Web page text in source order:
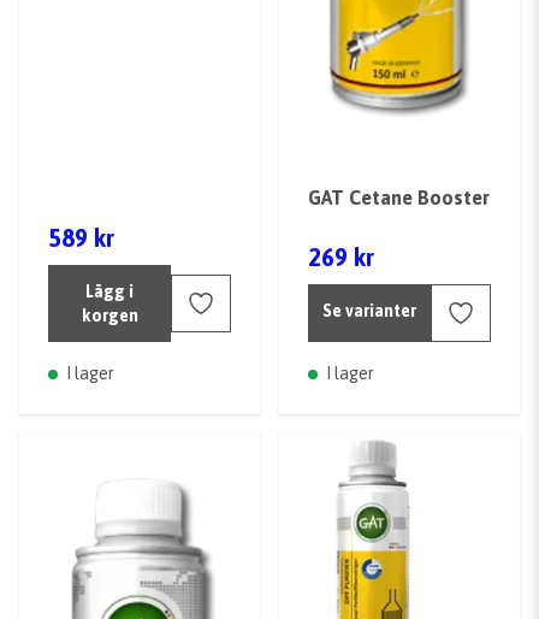
589 kr
Lägg i
korgen
I lager
GAT Cetane Booster
269 kr
Se varianter
I lager